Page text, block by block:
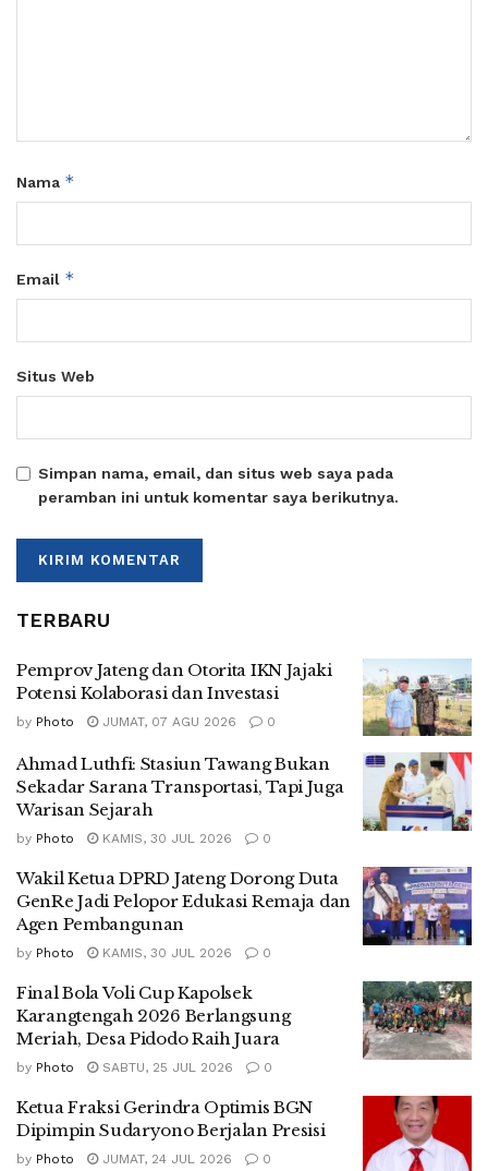
Nama *
Email *
Situs Web
Simpan nama, email, dan situs web saya pada
peramban ini untuk komentar saya berikutnya.
TERBARU
Pemprov Jateng dan Otorita IKN Jajaki
Potensi Kolaborasi dan Investasi
by Photo JUMAT, 07 AGU 2026 0
Ahmad Luthfi: Stasiun Tawang Bukan
Sekadar Sarana Transportasi, Tapi Juga
Warisan Sejarah
by Photo KAMIS, 30 JUL 2026 0
Wakil Ketua DPRD Jateng Dorong Duta
GenRe Jadi Pelopor Edukasi Remaja dan
Agen Pembangunan
by Photo KAMIS, 30 JUL 2026 0
Final Bola Voli Cup Kapolsek
Karangtengah 2026 Berlangsung
Meriah, Desa Pidodo Raih Juara
by Photo SABTU, 25 JUL 2026 0
Ketua Fraksi Gerindra Optimis BGN
Dipimpin Sudaryono Berjalan Presisi
by Photo JUMAT, 24 JUL 2026 0